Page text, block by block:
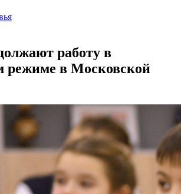
работу в
режиме в Московской